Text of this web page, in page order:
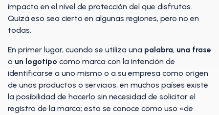
impacto en el nivel de protección del que disfrutas.
Quizá eso sea cierto en algunas regiones, pero no en
todas.
En primer lugar, cuando se utiliza una palabra, una frase
o un logotipo como marca con la intención de
identificarse a uno mismo o a su empresa como origen
de unos productos o servicios, en muchos países existe
la posibilidad de hacerlo sin necesidad de solicitar el
registro de la marca; esto se conoce como uso «de